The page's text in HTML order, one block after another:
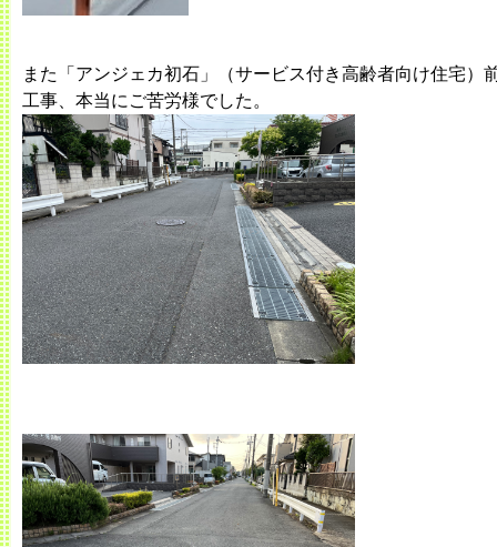
また「アンジェカ初石」（サービス付き高齢者向け住宅
工事、本当にご苦労様でした。